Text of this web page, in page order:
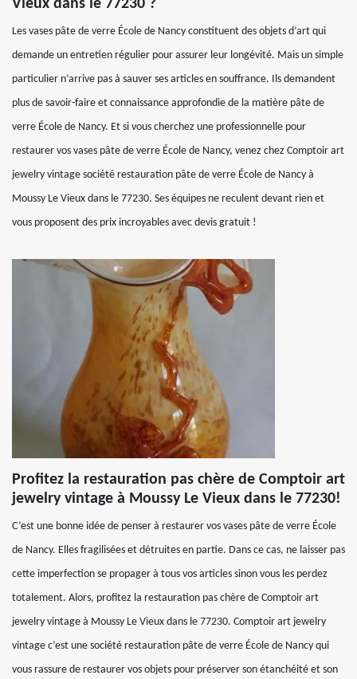
Vieux dans le 77230 ?
Les vases pâte de verre École de Nancy constituent des objets d’art qui
demande un entretien régulier pour assurer leur longévité. Mais un simple
particulier n’arrive pas à sauver ses articles en souffrance. Ils demandent
plus de savoir-faire et connaissance approfondie de la matière pâte de
verre École de Nancy. Et si vous cherchez une professionnelle pour
restaurer vos vases pâte de verre École de Nancy, venez chez Comptoir art
jewelry vintage société restauration pâte de verre École de Nancy à
Moussy Le Vieux dans le 77230. Ses équipes ne reculent devant rien et
vous proposent des prix incroyables avec devis gratuit !
Profitez la restauration pas chère de Comptoir art
jewelry vintage à Moussy Le Vieux dans le 77230!
C’est une bonne idée de penser à restaurer vos vases pâte de verre École
de Nancy. Elles fragilisées et détruites en partie. Dans ce cas, ne laisser pas
cette imperfection se propager à tous vos articles sinon vous les perdez
totalement. Alors, profitez la restauration pas chère de Comptoir art
jewelry vintage à Moussy Le Vieux dans le 77230. Comptoir art jewelry
vintage c’est une société restauration pâte de verre École de Nancy qui
vous rassure de restaurer vos objets pour préserver son étanchéité et son